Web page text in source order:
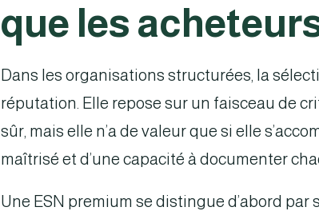
que les
Dans les organisations structurées, la
réputation. Elle repose sur un faisceau de
sûr, mais elle n’a de valeur que si elle
maîtrisé et d’une capacité à documenter
Une ESN premium se distingue d’abord